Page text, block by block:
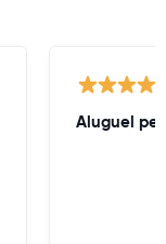
Aluguel